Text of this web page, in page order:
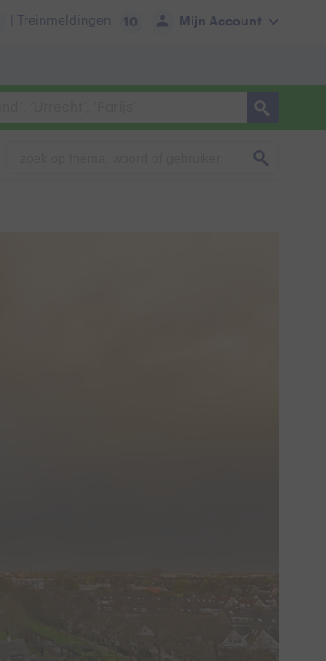
Mijn Account
| Treinmeldingen 10